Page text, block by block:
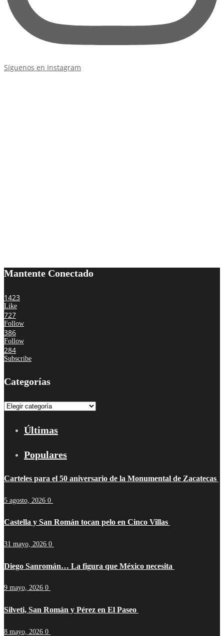
Síguenos en Instagram
Mantente Conectado
1423
Like
727
Follow
386
Follow
284
Subscribe
Categorías
Categorías
Últimas
Populares
Carteles para el 50 aniversario de la Monumental de Zacatecas
5 agosto, 2026 0
Castella y San Román tocan pelo en Cinco Villas
31 mayo, 2026 0
Diego Sanromán… La figura que México necesita
9 mayo, 2026 0
Silveti, San Román y Pérez en El Paseo
8 mayo, 2026 0